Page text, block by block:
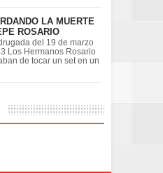
LA MUERTE
ROSARIO
del 19 de marzo
Los Hermanos Rosario
de tocar un set en un